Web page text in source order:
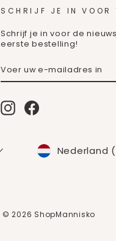
SCHRIJF JE IN VOOR
Schrijf je in voor de
eerste bestelling!
UW
InstagramFacebook
Nederland
© 2026 ShopMannisko